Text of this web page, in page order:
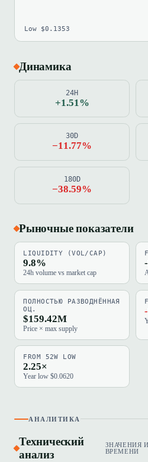
Low $0.1353
Динамика
24H
+1.51%
30D
−11.77%
180D
−38.59%
Рыночные показатели
LIQUIDITY (VOL/CAP)
9.8%
24h volume vs market cap
ПОЛНОСТЬЮ РАЗВОДНЁННАЯ
ОЦ.
$159.42M
Price × max supply
FROM 52W LOW
2.25×
Year low $0.0620
АНАЛИТИКА
Технический
анализ
ЗНАЧЕНИЯ
ВРЕМЕНИ